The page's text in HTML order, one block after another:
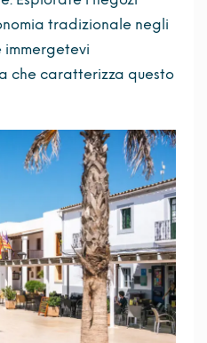
tradizionale negli
immergetevi
che caratterizza questo